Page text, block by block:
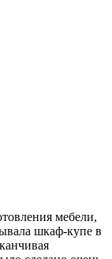
мебели,
шкаф-купе в